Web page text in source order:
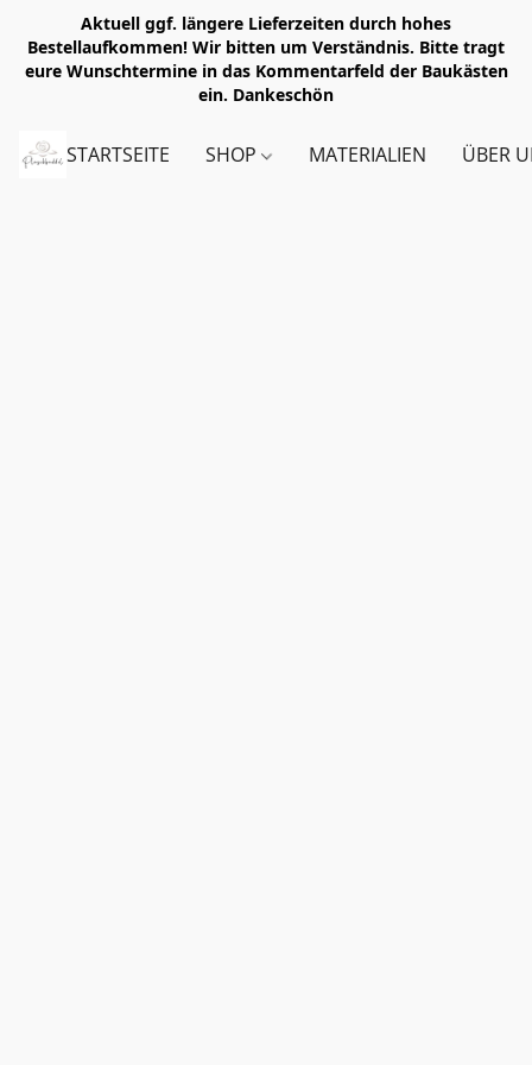
Aktuell ggf. längere Lieferzeiten durch hohes
Bestellaufkommen! Wir bitten um Verständnis. Bitte tragt
eure Wunschtermine in das Kommentarfeld der Baukästen
ein. Dankeschön
STARTSEITE SHOP MATERIALIEN ÜBER